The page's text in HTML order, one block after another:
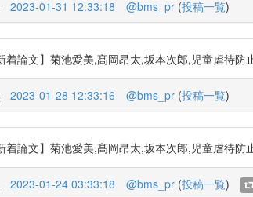
2023-01-31 12:33:18 @bms_pr (投稿一覧)
着論文】菊池愛美,髙岡昂太,坂本次郎,児童虐待
2023-01-28 12:33:16 @bms_pr (投稿一覧)
着論文】菊池愛美,髙岡昂太,坂本次郎,児童虐待
2023-01-24 03:33:18 @bms_pr (投稿一覧)